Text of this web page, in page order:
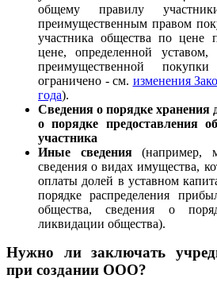
общему правилу
преимущественным правом
участника общества по
цене, определенной
преимущественной
ограничено - см. изменения
года).
Сведения о порядке хранения
о порядке предоставления
участника
Иные сведения(например,
сведения о видах имущества,
оплаты долей в уставном
порядке распределения
общества, сведения о
ликвидации общества).
Нужно ли заключать
при создании ООО?